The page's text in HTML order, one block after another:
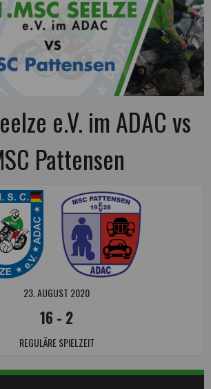
e.V. im ADAC vs
Pattensen
23. AUGUST 2020
16 - 2
REGULÄRE SPIELZEIT